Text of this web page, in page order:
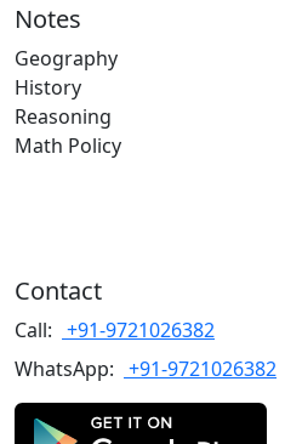
Notes
Geography
History
Reasoning
Math Policy
Contact
Call: +91-9721026382
WhatsApp: +91-9721026382